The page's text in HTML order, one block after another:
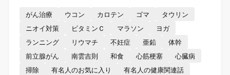
がん治療 ウコン カロテン ゴマ
タウリン
ニオイ対策
ビタミンＣ マラソン
ヨガ
ランニング
リウマチ 不妊症 亜鉛
体幹
前立腺がん
南雲吉則 和食 心筋梗塞
心臓病
掃除
有名人のお気に入り
有名人の健康関連話